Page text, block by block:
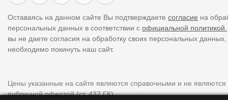
Оставаясь на данном сайте Вы подтверждаете согласие на
персональных данных в соответствии с официальной политикой.
вы не даете согласия на обработку своих персональных
необходимо покинуть наш сайт.
Цены указанные на сайте являются справочными и не являются
публичной офертой (ст. 437 ГК).